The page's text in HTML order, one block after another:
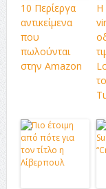
10 Περίεργα
αντικείμενα
που
πωλούνται
στην Amazon
Η